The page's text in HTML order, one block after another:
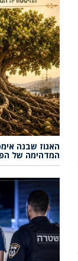
האגוז שבנה
המדהימה של